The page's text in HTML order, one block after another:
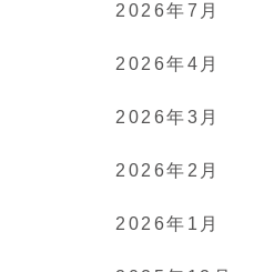
2026年7月
2026年4月
2026年3月
2026年2月
2026年1月